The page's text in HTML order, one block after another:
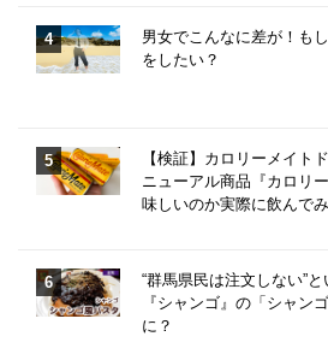
男女でこんなに差が！も
をしたい？
【検証】カロリーメイト
ニューアル商品『カロリ
味しいのか実際に飲んで
“群馬県民は注文しない”
『シャンゴ』の「シャン
に？